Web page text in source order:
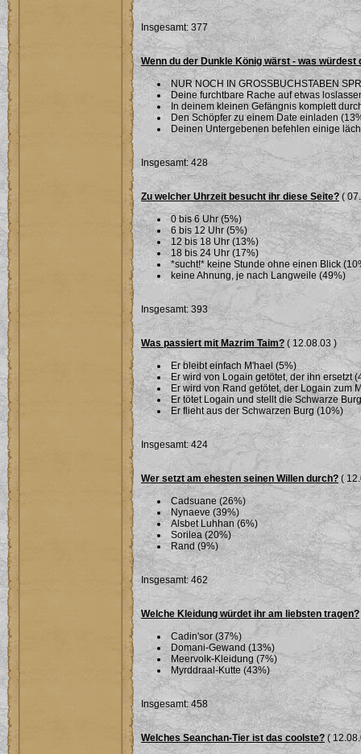
Insgesamt: 377
Wenn du der Dunkle König wärst - was würdest
NUR NOCH IN GROSSBUCHSTABEN
Deine furchtbare Rache auf etwas
In deinem kleinen Gefängnis komplett
Den Schöpfer zu einem Date einladen
Deinen Untergebenen befehlen einige
Insgesamt: 428
Zu welcher Uhrzeit besucht ihr diese Seite? (
0 bis 6 Uhr (5%)
6 bis 12 Uhr (5%)
12 bis 18 Uhr (13%)
18 bis 24 Uhr (17%)
*sucht!* keine Stunde ohne einen Blick
keine Ahnung, je nach Langweile (49%)
Insgesamt: 393
Was passiert mit Mazrim Taim? ( 12.08.03 )
Er bleibt einfach M'hael (5%)
Er wird von Logain getötet, der ihn ersetzt
Er wird von Rand getötet, der Logain zum
Er tötet Logain und stellt die Schwarze
Er flieht aus der Schwarzen Burg (10%)
Insgesamt: 424
Wer setzt am ehesten seinen Willen durch?(
Cadsuane (26%)
Nynaeve (39%)
Alsbet Luhhan (6%)
Sorilea (20%)
Rand (9%)
Insgesamt: 462
Welche Kleidung würdet ihr am liebsten tragen?
Cadin'sor (37%)
Domani-Gewand (13%)
Meervolk-Kleidung (7%)
Myrddraal-Kutte (43%)
Insgesamt: 458
Welches Seanchan-Tier ist das coolste? (